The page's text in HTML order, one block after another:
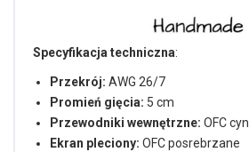
Specyfikacja techniczna:
Przekrój: AWG 26/7
Promień gięcia: 5 cm
Przewodniki wewnętrzne: OFC
Ekran pleciony: OFC posrebrzane